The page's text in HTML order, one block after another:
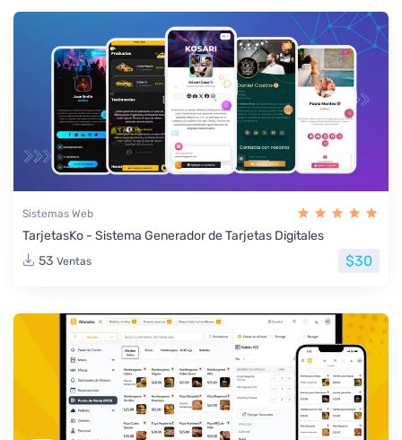
Sistemas Web
TarjetasKo - Sistema Generador de Tarjetas Digitales
53 Ventas $30